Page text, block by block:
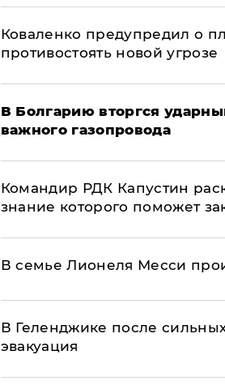
Коваленко предупредил о
противостоять новой угрозе
В Болгарию вторгся
важного газопровода
Командир РДК Капустин
знание которого поможет
В семье Лионеля Месси
В Геленджике после
эвакуация